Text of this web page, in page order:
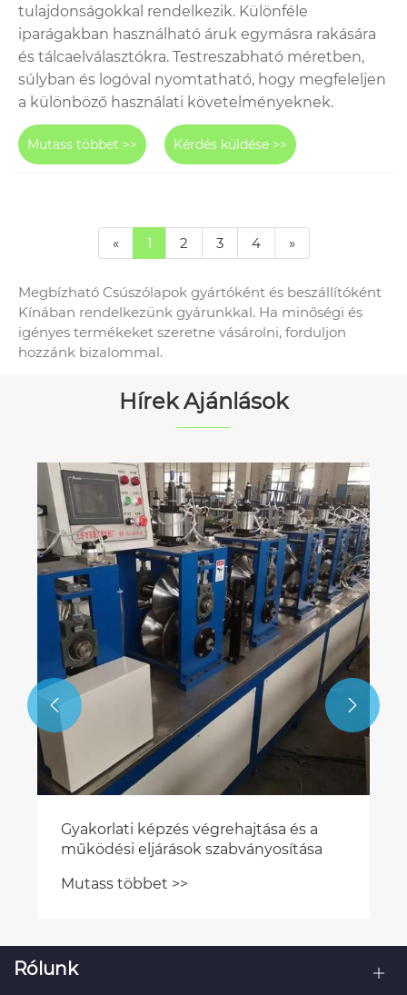
tulajdonságokkal rendelkezik. Különféle
iparágakban használható áruk egymásra rakására
és tálcaelválasztókra. Testreszabható méretben,
súlyban és logóval nyomtatható, hogy megfeleljen
a különböző használati követelményeknek.
Mutass többet >> Kérdés küldése >>
« 1 2 3 4 »
Megbízható Csúszólapok gyártóként és beszállítóként
Kínában rendelkezünk gyárunkkal. Ha minőségi és
igényes termékeket szeretne vásárolni, forduljon
hozzánk bizalommal.
Hírek Ajánlások
A Yilida viasszal átitatott papírdobozai
sikeresen megnyerték a hideglánc-
csomagolási projekt ajánlatát
Mutass többet >>
 
Rólunk